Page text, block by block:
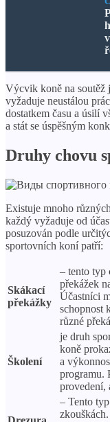
Výcvik koně na soutěž
vyžaduje neustálou
dostatkem času a úsilí
a stát se úspěšným
Druhy chovu
Existuje mnoho
každý vyžaduje od
posuzován podle
sportovních koní patří:
Skákací
překážky
– tento typ
překážek
Účastníci
schopnost
různé
Školení
je druh
koně
a
programu.
provedení,
– Tento